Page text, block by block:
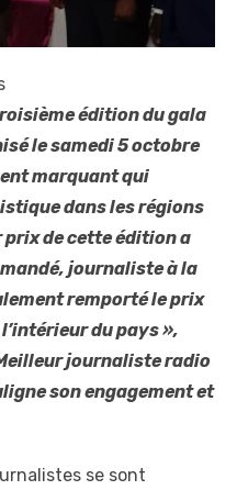
édition du gala
le samedi 5 octobre
marquant qui
dans les régions
prix de cette édition a
journaliste à la
remporté le prix
du pays »,
journaliste radio
son engagement et
se sont